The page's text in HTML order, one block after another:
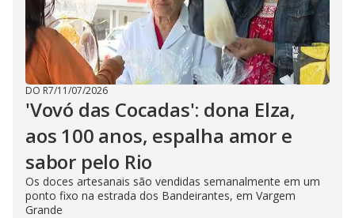
DO R7/11/07/2026
'Vovó das Cocadas': dona Elza,
aos 100 anos, espalha amor e
sabor pelo Rio
Os doces artesanais são vendidas semanalmente em um
ponto fixo na estrada dos Bandeirantes, em Vargem
Grande